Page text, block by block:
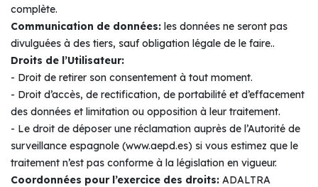
complète.
Communication de données: les données ne seront pas
divulguées à des tiers, sauf obligation légale de le faire..
Droits de l’Utilisateur:
- Droit de retirer son consentement à tout moment.
- Droit d’accès, de rectification, de portabilité et d’effacement
des données et limitation ou opposition à leur traitement.
- Le droit de déposer une réclamation auprès de l’Autorité de
surveillance espagnole (www.aepd.es) si vous estimez que le
traitement n’est pas conforme à la législation en vigueur.
Coordonnées pour l’exercice des droits: ADALTRA